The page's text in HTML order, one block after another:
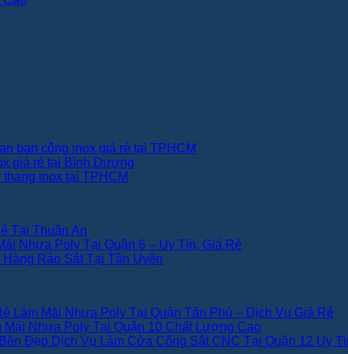
ban công inox giá rẻ tại TPHCM
giá rẻ tại Bình Dương
thang inox tại TPHCM
Tại Thuận An
Nhựa Poly Tại Quận 6 – Uy Tín, Giá Rẻ
Hàng Rào Sắt Tại Tân Uyên
Làm Mái Nhựa Poly Tại Quận Tân Phú – Dịch Vụ Giá Rẻ
Mái Nhựa Poly Tại Quận 10 Chất Lượng Cao
Dịch Vụ Làm Cửa Cổng Sắt CNC Tại Quận 12 Uy